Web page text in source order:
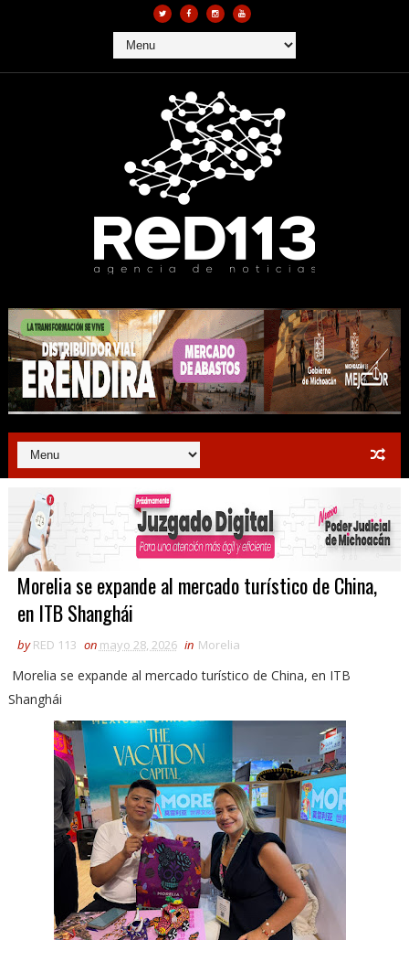
Morelia se expande al mercado turístico de China,
en ITB Shanghái
by RED 113 on mayo 28, 2026 in Morelia
Morelia se expande al mercado turístico de China, en ITB
Shanghái